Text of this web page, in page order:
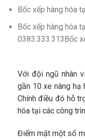
Bốc xếp hàng hóa
Bốc xếp hàng hóa
0383.333.313Bốc
Với đội ngũ nhân
gần 10 xe nâng hạ
Chính điều đó hỗ
hóa tại các công
Điểm mặt một số